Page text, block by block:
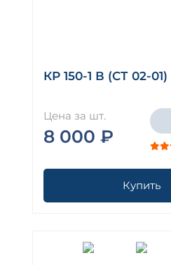
КР 150-1 В (СТ 02-01)
Цена за шт.
8 000 ₽
Купить